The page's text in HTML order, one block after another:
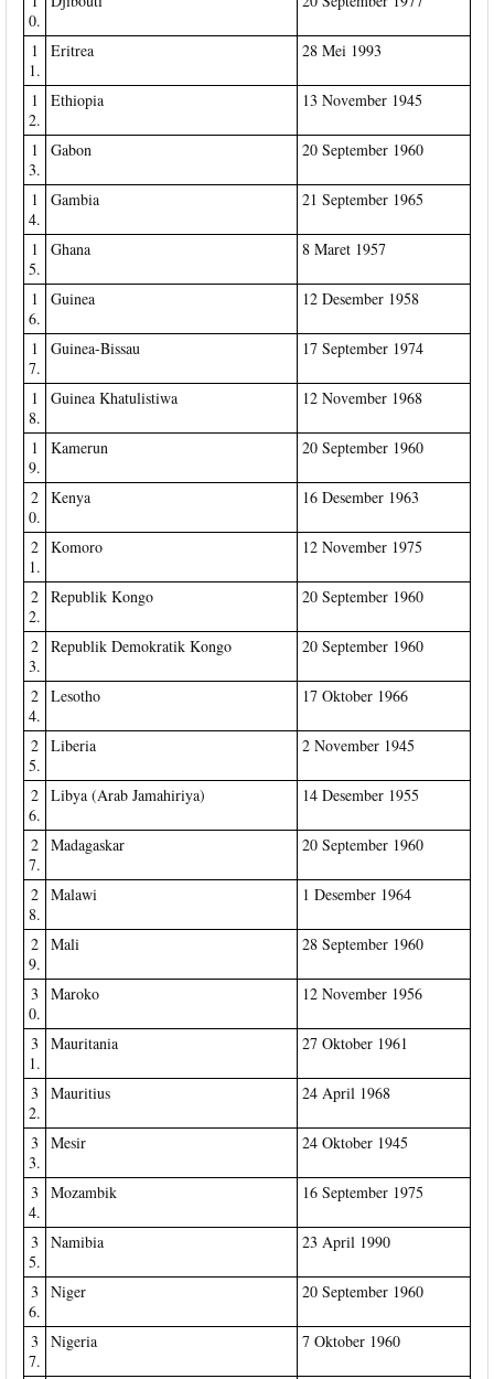
0.
1
1.
Eritrea 28 Mei 1993
1
2.
Ethiopia 13 November 1945
1
3.
Gabon 20 September 1960
1
4.
Gambia 21 September 1965
1
5.
Ghana 8 Maret 1957
1
6.
Guinea 12 Desember 1958
1
7.
Guinea-Bissau 17 September 1974
1
8.
Guinea Khatulistiwa 12 November 1968
1
9.
Kamerun 20 September 1960
2
0.
Kenya 16 Desember 1963
2
1.
Komoro 12 November 1975
2
2.
Republik Kongo 20 September 1960
2
3.
Republik Demokratik Kongo 20 September 1960
2
4.
Lesotho 17 Oktober 1966
2
5.
Liberia 2 November 1945
2
6.
Libya (Arab Jamahiriya) 14 Desember 1955
2
7.
Madagaskar 20 September 1960
2
8.
Malawi 1 Desember 1964
2
9.
Mali 28 September 1960
3
0.
Maroko 12 November 1956
3
1.
Mauritania 27 Oktober 1961
3
2.
Mauritius 24 April 1968
3
3.
Mesir 24 Oktober 1945
3
4.
Mozambik 16 September 1975
3
5.
Namibia 23 April 1990
3
6.
Niger 20 September 1960
3
7.
Nigeria 7 Oktober 1960